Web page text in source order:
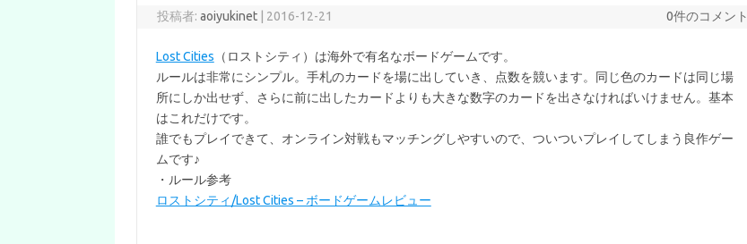
投稿者:aoiyukinet 2016-12-21 0件のコメント
Lost Cities （ロストシティ）は海外で有名なボードゲームです。
ルールは非常にシンプル。手札のカードを場に出していき、点数を競います。同じ色のカードは同じ場
所にしか出せず、さらに前に出したカードよりも大きな数字のカードを出さなければいけません。基本
はこれだけです。
誰でもプレイできて、オンライン対戦もマッチングしやすいので、ついついプレイしてしまう良作ゲー
ムです♪
・ルール参考
ロストシティ/Lost Cities – ボードゲームレビュー